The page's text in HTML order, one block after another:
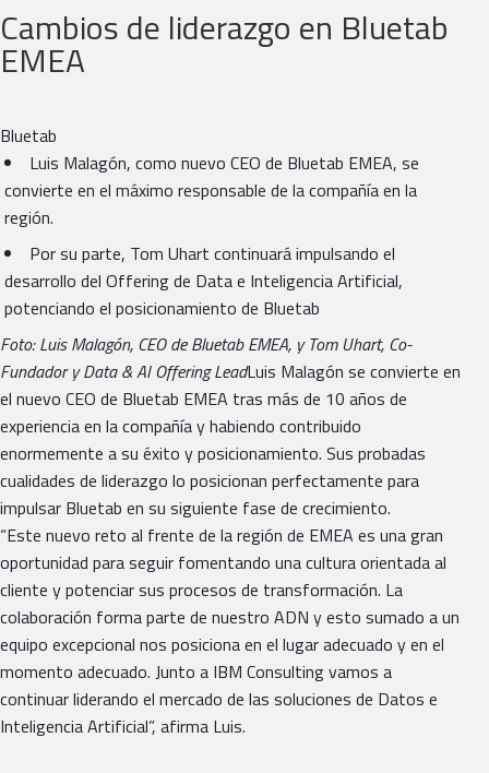
Cambios de liderazgo en Bluetab
EMEA
Bluetab
Luis Malagón, como nuevo CEO de Bluetab EMEA, se
convierte en el máximo responsable de la compañía en la
región.
Por su parte, Tom Uhart continuará impulsando el
desarrollo del Offering de Data e Inteligencia Artificial,
potenciando el posicionamiento de Bluetab
Foto: Luis Malagón, CEO de Bluetab EMEA, y Tom Uhart, Co-
Fundador y Data & AI Offering LeadLuis Malagón se convierte en
el nuevo CEO de Bluetab EMEA tras más de 10 años de
experiencia en la compañía y habiendo contribuido
enormemente a su éxito y posicionamiento. Sus probadas
cualidades de liderazgo lo posicionan perfectamente para
impulsar Bluetab en su siguiente fase de crecimiento.
“Este nuevo reto al frente de la región de EMEA es una gran
oportunidad para seguir fomentando una cultura orientada al
cliente y potenciar sus procesos de transformación. La
colaboración forma parte de nuestro ADN y esto sumado a un
equipo excepcional nos posiciona en el lugar adecuado y en el
momento adecuado. Junto a IBM Consulting vamos a
continuar liderando el mercado de las soluciones de Datos e
Inteligencia Artificial”, afirma Luis.